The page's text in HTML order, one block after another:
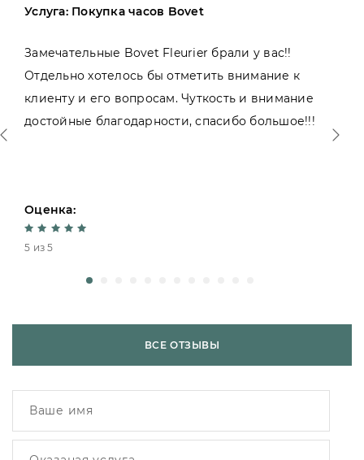
Услуга: Покупка часов Bovet
Замечательные Bovet Fleurier брали у вас!!
Отдельно хотелось бы отметить внимание к
клиенту и его вопросам. Чуткость и внимание
достойные благодарности, спасибо большое!!!
Оценка:
5 из 5
ВСЕ ОТЗЫВЫ